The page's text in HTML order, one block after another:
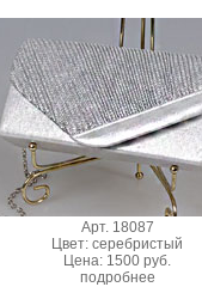
Арт. 18087
Цвет: серебристый
Цена: 1500 руб.
подробнее